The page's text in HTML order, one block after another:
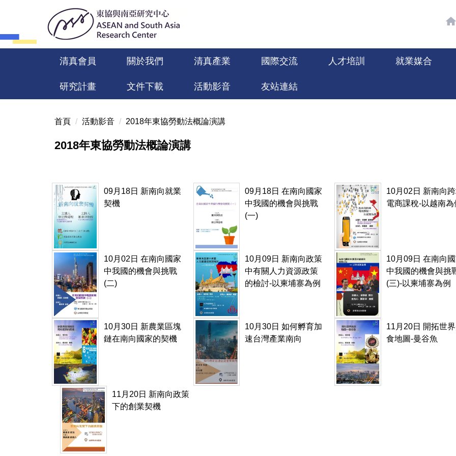
主
清真會員 關於我們 清真產業 國際交流 人才培訓 就業媒合
研究計畫 文件下載 活動影音 友站連結
首頁 活動影音 2018年東協勞動法概論演講
2018年東協勞動法概論演講
09月18日 新南向就業
契機
09月18日 在南向國家
中我國的機會與挑戰
(一)
10月02日 新南向
電商課稅-以越南為
10月02日 在南向國家
中我國的機會與挑戰
(二)
10月09日 新南向政策
中有關人力資源政策
的檢討-以柬埔寨為例
10月09日 在南向
中我國的機會與挑
(三)-以柬埔寨為例
10月30日 新農業區塊
鏈在南向國家的契機
10月30日 如何孵育加
速台灣產業南向
11月20日 開拓世
食地圖-曼谷魚
11月20日 新南向政策
下的創業契機